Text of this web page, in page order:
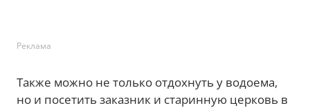
Реклама
Также можно не только отдохнуть у водоема,
но и посетить заказник и старинную церковь в